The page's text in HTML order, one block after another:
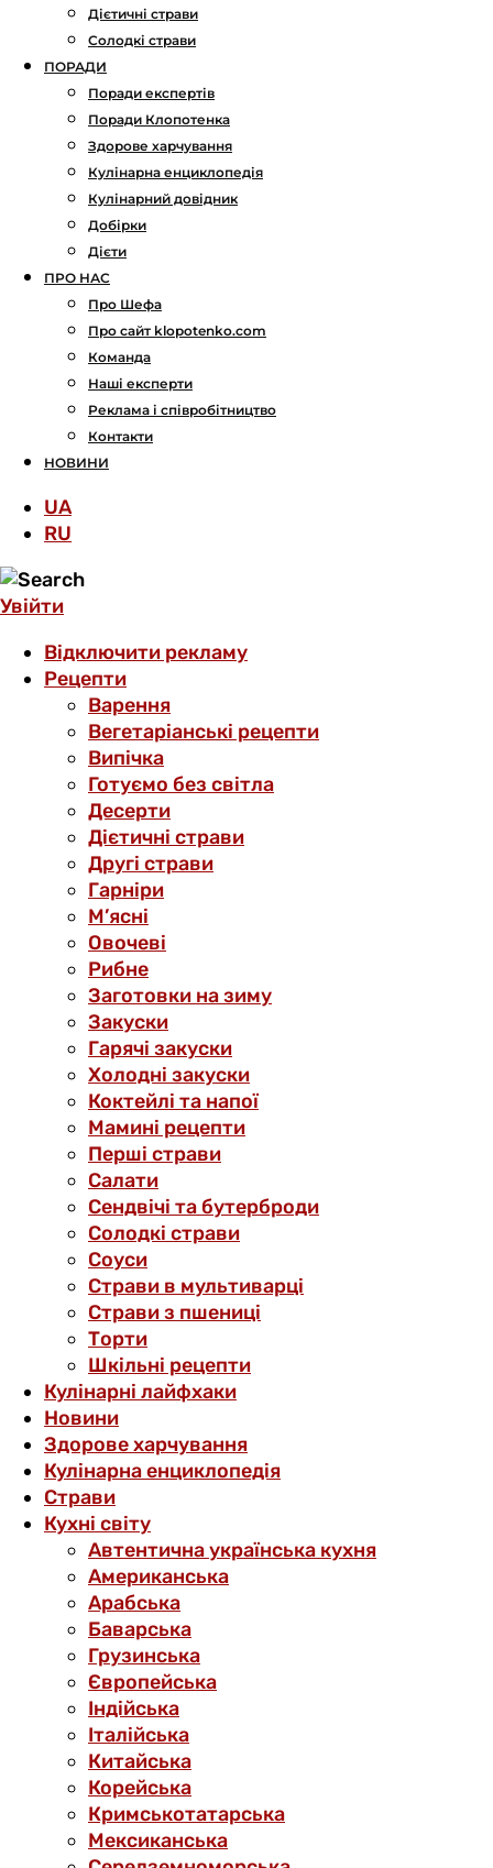
Дієтичні страви
Солодкі страви
ПОРАДИ
Поради експертів
Поради Клопотенка
Здорове харчування
Кулінарна енциклопедія
Кулінарний довідник
Добірки
Дієти
ПРО НАС
Про Шефа
Про сайт klopotenko.com
Команда
Наші експерти
Реклама і співробітництво
Контакти
НОВИНИ
UA
RU
Увійти
Відключити рекламу
Рецепти
Варення
Вегетаріанські рецепти
Випічка
Готуємо без світла
Десерти
Дієтичні страви
Другі страви
Гарніри
М’ясні
Овочеві
Рибне
Заготовки на зиму
Закуски
Гарячі закуски
Холодні закуски
Коктейлі та напої
Мамині рецепти
Перші страви
Салати
Сендвічі та бутерброди
Солодкі страви
Соуси
Страви в мультиварці
Страви з пшениці
Торти
Шкільні рецепти
Кулінарні лайфхаки
Новини
Здорове харчування
Кулінарна енциклопедія
Страви
Кухні світу
Автентична українська кухня
Американська
Арабська
Баварська
Грузинська
Європейська
Індійська
Італійська
Китайська
Корейська
Кримськотатарська
Мексиканська